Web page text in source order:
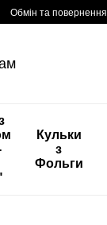
Обмін та повернення
Кульки
з
Фольги